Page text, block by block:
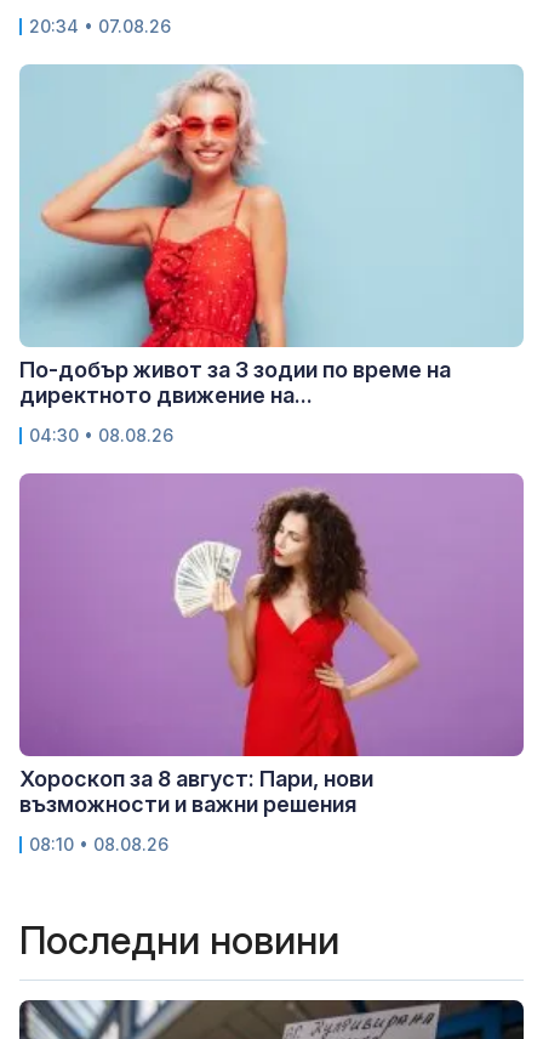
20:34 • 07.08.26
По-добър живот за 3 зодии по време на
директното движение на...
04:30 • 08.08.26
Хороскоп за 8 август: Пари, нови
възможности и важни решения
08:10 • 08.08.26
Последни новини